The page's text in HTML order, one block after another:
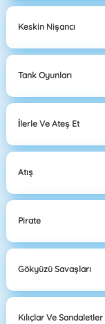
Keskin Nişancı
Tank Oyunları
İlerle Ve Ateş Et
Atış
Pirate
Gökyüzü Savaşları
Kılıçlar Ve Sandaletler